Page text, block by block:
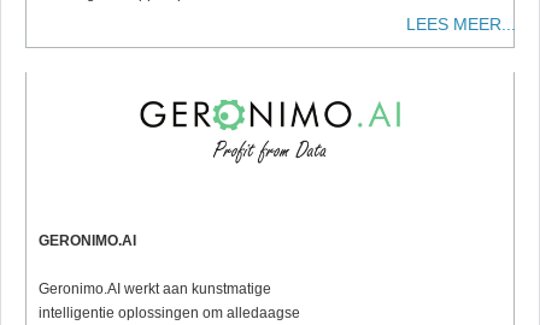
LEES MEER...
GERONIMO.AI
Geronimo.AI werkt aan kunstmatige
intelligentie oplossingen om alledaagse